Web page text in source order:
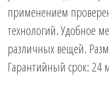
применением
технологий. Удобное
различных вещей.
Гарантийный срок: 24